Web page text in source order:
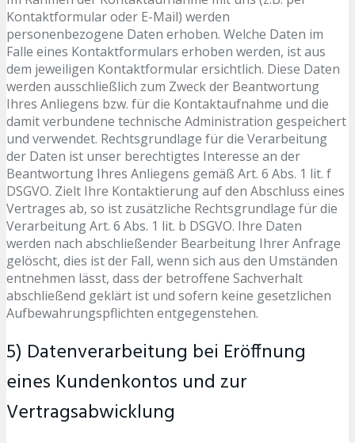
Kontaktformular oder E-Mail) werden
personenbezogene Daten erhoben. Welche Daten im
Falle eines Kontaktformulars erhoben werden, ist aus
dem jeweiligen Kontaktformular ersichtlich. Diese Daten
werden ausschließlich zum Zweck der Beantwortung
Ihres Anliegens bzw. für die Kontaktaufnahme und die
damit verbundene technische Administration gespeichert
und verwendet. Rechtsgrundlage für die Verarbeitung
der Daten ist unser berechtigtes Interesse an der
Beantwortung Ihres Anliegens gemäß Art. 6 Abs. 1 lit. f
DSGVO. Zielt Ihre Kontaktierung auf den Abschluss eines
Vertrages ab, so ist zusätzliche Rechtsgrundlage für die
Verarbeitung Art. 6 Abs. 1 lit. b DSGVO. Ihre Daten
werden nach abschließender Bearbeitung Ihrer Anfrage
gelöscht, dies ist der Fall, wenn sich aus den Umständen
entnehmen lässt, dass der betroffene Sachverhalt
abschließend geklärt ist und sofern keine gesetzlichen
Aufbewahrungspflichten entgegenstehen.
5) Datenverarbeitung bei Eröffnung
eines Kundenkontos und zur
Vertragsabwicklung